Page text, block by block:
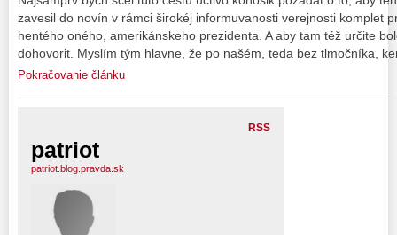
zavesil do novín v rámci širokéj informuvanosti verejnosti komplet
hentého oného, amerikánskeho prezidenta. A aby tam též určite
dohovorit. Myslím tým hlavne, že po našém, teda bez tlmočníka,
Pokračovanie článku
RSS
patriot
patriot.blog.pravda.sk